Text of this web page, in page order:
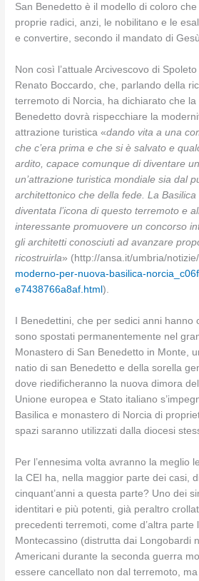
San Benedetto è il modello di coloro
proprie radici, anzi, le nobilitano e le
e convertire, secondo il mandato di
Non così l’attuale Arcivescovo di
Renato Boccardo, che, parlando della
terremoto di Norcia, ha dichiarato che la
Benedetto dovrà rispecchiare la
attrazione turistica «dando vita a una
che c’era prima e che si è salvato e
ardito, capace comunque di diventare
un’attrazione turistica mondiale sia dal
architettonico che della fede. La
diventata l’icona di questo terremoto e
interessante promuovere un concorso
gli architetti conosciuti ad avanzare
ricostruirla» (http://ansa.it/umbria/
moderno-per-nuova-basilica-
e7438766a8af.html).
I Benedettini, che per sedici anni hanno
sono spostati permanentemente nel
Monastero di San Benedetto in Monte,
natio di san Benedetto e della sorella
dove riedificheranno la nuova dimora
Unione europea e Stato italiano
Basilica e monastero di Norcia di
spazi saranno utilizzati dalla diocesi
Per l’ennesima volta avranno la meglio
la CEI ha, nella maggior parte dei casi,
cinquant’anni a questa parte? Uno dei
identitari e più potenti, già peraltro
precedenti terremoti, come d’altra parte
Montecassino (distrutta dai Longobardi
Americani durante la seconda guerra
essere cancellato non dal terremoto,